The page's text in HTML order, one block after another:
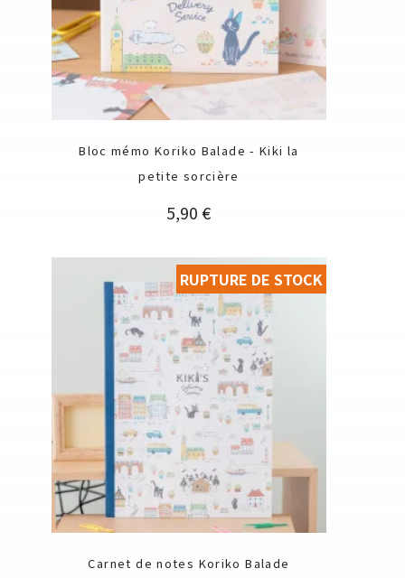
Bloc mémo Koriko Balade - Kiki la
petite sorcière
Prix
5,90 €
Carnet de notes Koriko Balade
RUPTURE DE STOCK